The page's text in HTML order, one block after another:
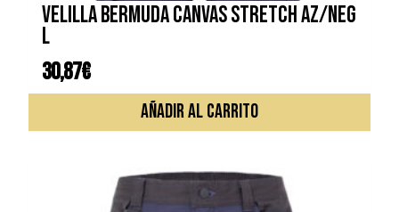
VELILLA BERMUDA CANVAS STRETCH AZ/NEG
L
30,87€
AÑADIR AL CARRITO